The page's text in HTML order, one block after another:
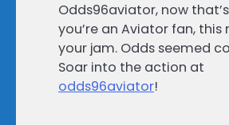
Odds96aviator, now
you’re an Aviator fan,
your jam. Odds seemed
Soar into the action at
odds96aviator!